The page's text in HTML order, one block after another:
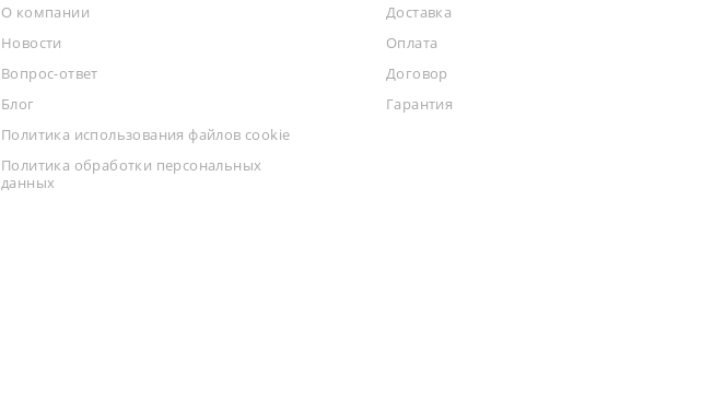
О компании
Новости
Вопрос-ответ
Блог
Политика использования файлов cookie
Политика обработки персональных
данных
Доставка
Оплата
Договор
Гарантия